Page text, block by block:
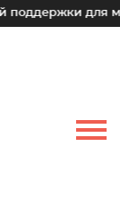
для малых